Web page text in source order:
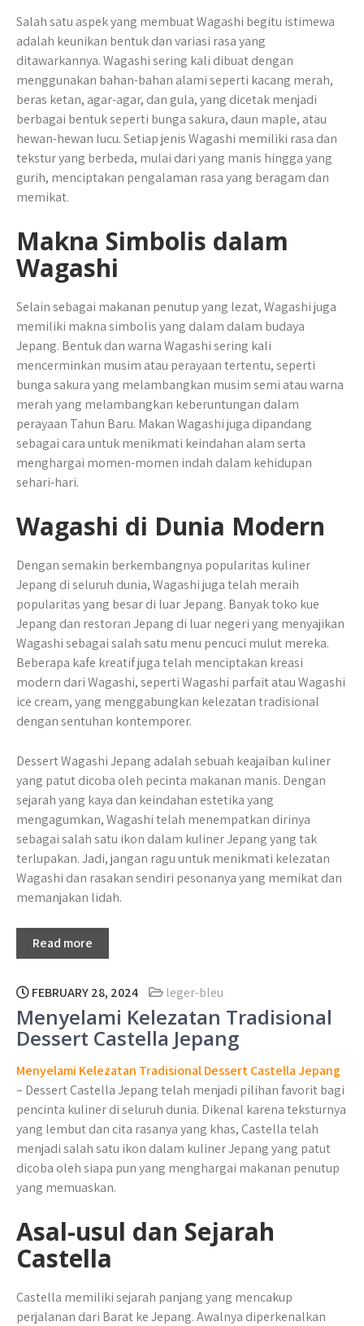
Salah satu aspek yang membuat Wagashi begitu istimewa
adalah keunikan bentuk dan variasi rasa yang
ditawarkannya. Wagashi sering kali dibuat dengan
menggunakan bahan-bahan alami seperti kacang merah,
beras ketan, agar-agar, dan gula, yang dicetak menjadi
berbagai bentuk seperti bunga sakura, daun maple, atau
hewan-hewan lucu. Setiap jenis Wagashi memiliki rasa dan
tekstur yang berbeda, mulai dari yang manis hingga yang
gurih, menciptakan pengalaman rasa yang beragam dan
memikat.
Makna Simbolis dalam
Wagashi
Selain sebagai makanan penutup yang lezat, Wagashi juga
memiliki makna simbolis yang dalam dalam budaya
Jepang. Bentuk dan warna Wagashi sering kali
mencerminkan musim atau perayaan tertentu, seperti
bunga sakura yang melambangkan musim semi atau warna
merah yang melambangkan keberuntungan dalam
perayaan Tahun Baru. Makan Wagashi juga dipandang
sebagai cara untuk menikmati keindahan alam serta
menghargai momen-momen indah dalam kehidupan
sehari-hari.
Wagashi di Dunia Modern
Dengan semakin berkembangnya popularitas kuliner
Jepang di seluruh dunia, Wagashi juga telah meraih
popularitas yang besar di luar Jepang. Banyak toko kue
Jepang dan restoran Jepang di luar negeri yang menyajikan
Wagashi sebagai salah satu menu pencuci mulut mereka.
Beberapa kafe kreatif juga telah menciptakan kreasi
modern dari Wagashi, seperti Wagashi parfait atau Wagashi
ice cream, yang menggabungkan kelezatan tradisional
dengan sentuhan kontemporer.
Dessert Wagashi Jepang adalah sebuah keajaiban kuliner
yang patut dicoba oleh pecinta makanan manis. Dengan
sejarah yang kaya dan keindahan estetika yang
mengagumkan, Wagashi telah menempatkan dirinya
sebagai salah satu ikon dalam kuliner Jepang yang tak
terlupakan. Jadi, jangan ragu untuk menikmati kelezatan
Wagashi dan rasakan sendiri pesonanya yang memikat dan
memanjakan lidah.
Read more
FEBRUARY 28, 2024 leger-bleu
Menyelami Kelezatan Tradisional
Dessert Castella Jepang
Menyelami Kelezatan Tradisional Dessert Castella Jepang
– Dessert Castella Jepang telah menjadi pilihan favorit bagi
pencinta kuliner di seluruh dunia. Dikenal karena teksturnya
yang lembut dan cita rasanya yang khas, Castella telah
menjadi salah satu ikon dalam kuliner Jepang yang patut
dicoba oleh siapa pun yang menghargai makanan penutup
yang memuaskan.
Asal-usul dan Sejarah
Castella
Castella memiliki sejarah panjang yang mencakup
perjalanan dari Barat ke Jepang. Awalnya diperkenalkan